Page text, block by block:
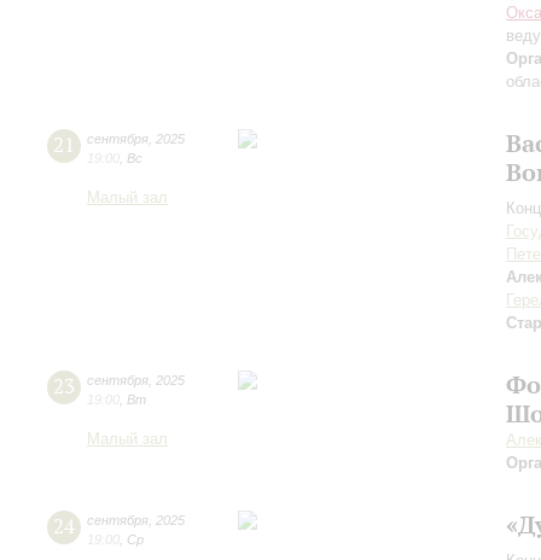
21 сентября 2025
19:00 Вс
Малый зал
23 сентября 2025
19:00 Вт
Малый зал
24 сентября 2025
19:00 Ср